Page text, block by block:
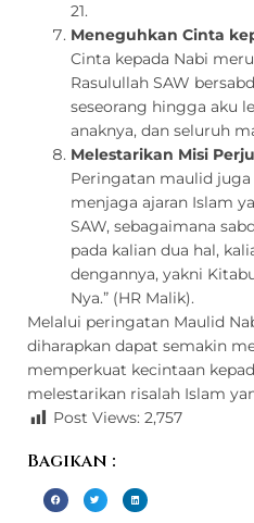
21.
Meneguhkan Cinta
Cinta kepada Nabi
Rasulullah SAW
seseorang hingga aku
anaknya, dan seluruh
Melestarikan Misi
Peringatan maulid
menjaga ajaran Islam
SAW, sebagaimana
pada kalian dua hal,
dengannya, yakni
Nya.” (HR Malik).
Melalui peringatan Maulid
diharapkan dapat semakin
memperkuat kecintaan
melestarikan risalah Islam
Post Views: 2,757
Bagikan :